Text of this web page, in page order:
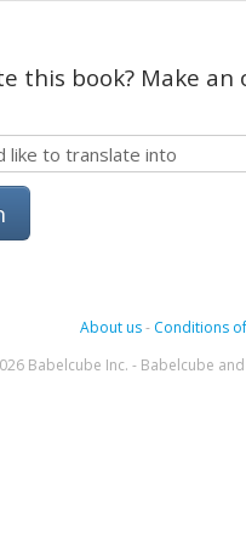
this book? Make
About us- Conditions
Babelcube Inc. - Babelcube